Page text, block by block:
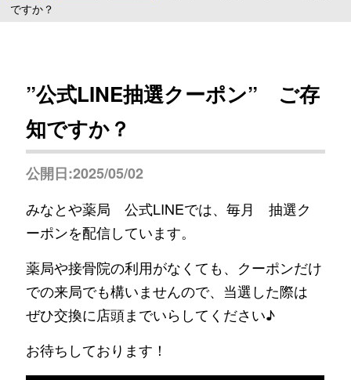
ですか？
”公式LINE抽選クーポン” ご存
知ですか？
公開日:2025/05/02
みなとや薬局 公式LINEでは、毎月 抽選ク
ーポンを配信しています。
薬局や接骨院の利用がなくても、クーポンだけ
での来局でも構いませんので、当選した際は
ぜひ交換に店頭までいらしてください♪
お待ちしております！